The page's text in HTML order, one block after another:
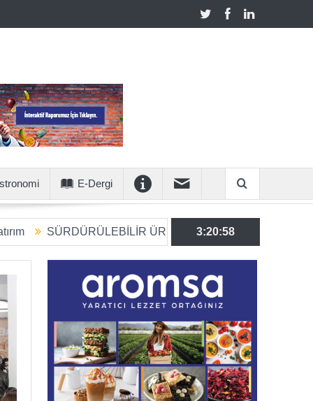
E-Dergi
ÜRETİME 6 MİLYON EUROLUK
3:20:59